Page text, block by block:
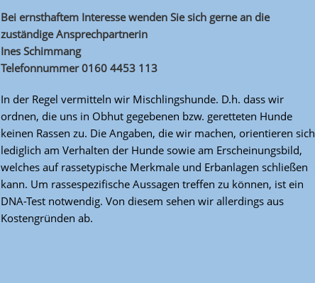
Bei ernsthaftem Interesse wenden Sie sich gerne an die
zuständige Ansprechpartnerin
Ines Schimmang
Telefonnummer 0160 4453 113
In der Regel vermitteln wir Mischlingshunde. D.h. dass wir
ordnen, die uns in Obhut gegebenen bzw. geretteten Hunde
keinen Rassen zu. Die Angaben, die wir machen, orientieren sich
lediglich am Verhalten der Hunde sowie am Erscheinungsbild,
welches auf rassetypische Merkmale und Erbanlagen schließen
kann. Um rassespezifische Aussagen treffen zu können, ist ein
DNA-Test notwendig. Von diesem sehen wir allerdings aus
Kostengründen ab.